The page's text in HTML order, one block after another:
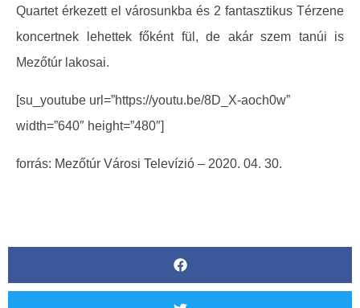
Quartet érkezett el városunkba és 2 fantasztikus Térzene
koncertnek lehettek főként fül, de akár szem tanúi is
Mezőtúr lakosai.
[su_youtube url=”https://youtu.be/8D_X-aoch0w”
width=”640″ height=”480″]
forrás: Mezőtúr Városi Televízió – 2020. 04. 30.